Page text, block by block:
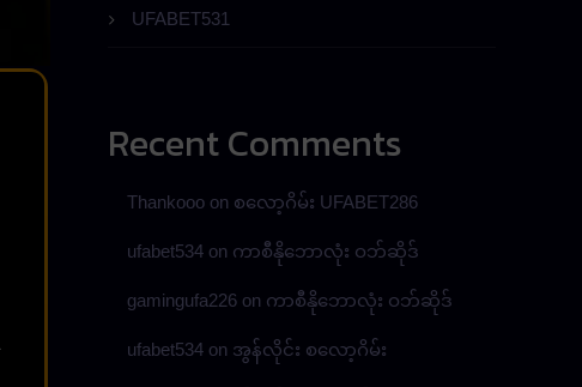
UFABET531
Recent Comments
Thankooo on စလော့ဂိမ်း UFABET286
ufabet534 on ကာစီနိုဘောလုံး ဝဘ်ဆိုဒ်
gamingufa226 on ကာစီနိုဘောလုံး ဝဘ်ဆိုဒ်
ufabet534 on အွန်လိုင်း စလော့ဂိမ်း